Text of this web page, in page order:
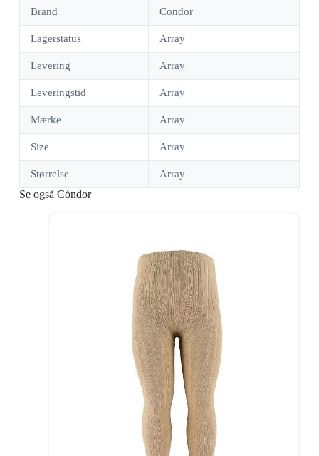
Brand Condor
Lagerstatus Array
Levering Array
Leveringstid Array
Mærke Array
Size Array
Størrelse Array
Se også Cóndor